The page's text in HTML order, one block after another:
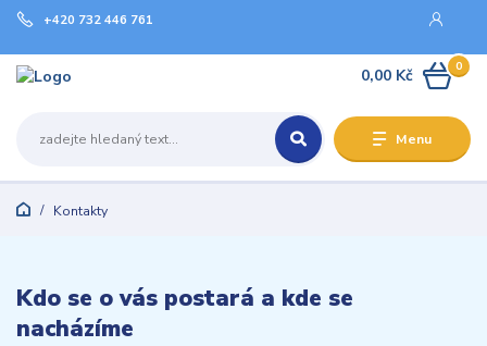
Menu
+420 732 446 761
0
0,00 Kč
Kontakty
Kdo se o vás postará a kde se
nacházíme